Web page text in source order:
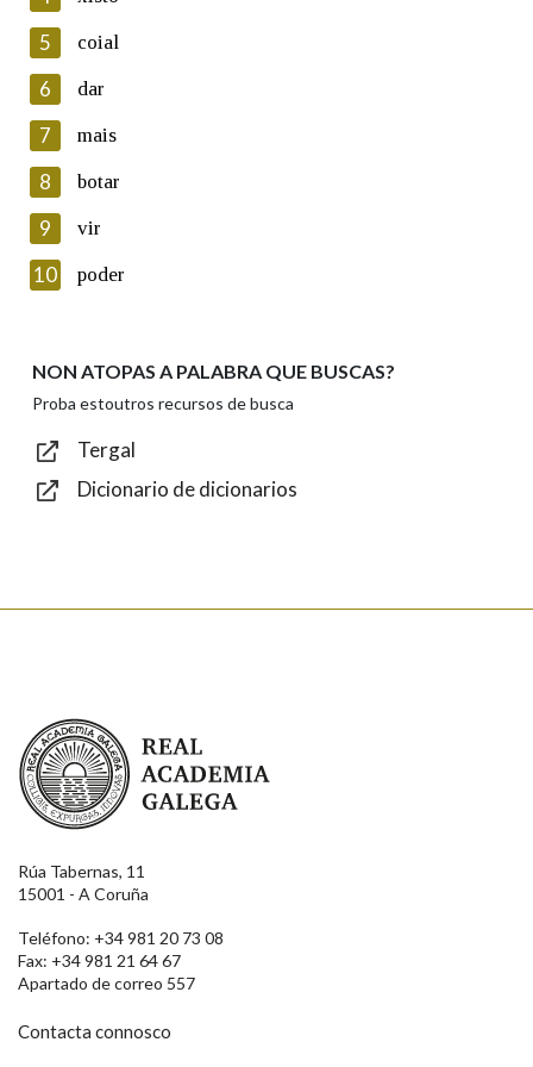
Lin e acepto as condicións da política de
Introduce o código que aparece na imaxe:
Texto de verificación
Enviar
5 coial
6 dar
7 mais
8 botar
9 vir
10 poder
NON ATOPAS A PALABRA QUE BUSCAS?
Proba estoutros recursos de busca
Tergal
Dicionario de dicionarios
Real Academia Galega
Rúa Tabernas, 11
15001 - A Coruña
Teléfono: +34 981 20 73 08
Fax: +34 981 21 64 67
Apartado de correo 557
Contacta connosco